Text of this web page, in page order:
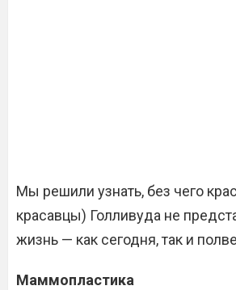
Мы решили узнать, без чего
красавцы) Голливуда не
жизнь — как сегодня, так и
Маммопластика